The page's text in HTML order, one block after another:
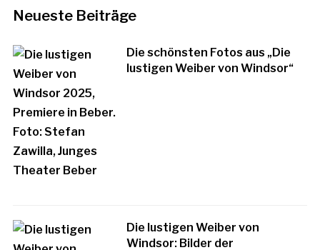
Neueste Beiträge
Die schönsten Fotos aus „Die
lustigen Weiber von Windsor“
Die lustigen Weiber von
Windsor: Bilder der